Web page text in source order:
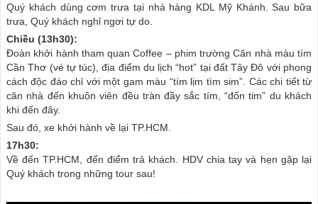
Quý khách dùng cơm trưa tại nhà hàng KDL Mỹ Khánh. Sau bữa
trưa, Quý khách nghỉ ngơi tự do.
Chiều (13h30):
Đoàn khởi hành tham quan Coffee – phim trường Căn nhà màu tím
Cần Thơ (vé tự túc), địa điểm du lịch “hot” tại đất Tây Đô với phong
cách độc đáo chỉ với một gam màu “tím lịm tìm sim”. Các chi tiết từ
căn nhà đến khuôn viên đều tràn đầy sắc tím, “đốn tim” du khách
khi đến đây.
Sau đó, xe khởi hành về lại TP.HCM.
17h30:
Về đến TP.HCM, đến điểm trả khách. HDV chia tay và hẹn gặp lại
Quý khách trong những tour sau!